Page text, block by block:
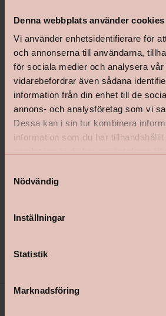
Denna webbplats använder cookies
Vi använder enhetsidentifierare för
och annonserna till användarna,
för sociala medier och analysera
vidarebefordrar även sådana
information från din enhet till de
annons- och analysföretag som vi
Dessa kan i sin tur kombinera
information som du har
Nödvändig
Inställningar
Statistik
Marknadsföring
Lycke Väggfärg Helmatt
Pris från